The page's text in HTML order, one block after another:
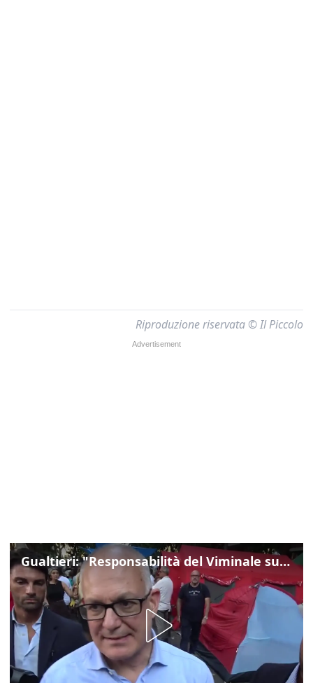
Riproduzione riservata © Il Piccolo
Gualtieri: "Responsabilità del Viminale su Spin Time? La posizione dei partiti è nota"